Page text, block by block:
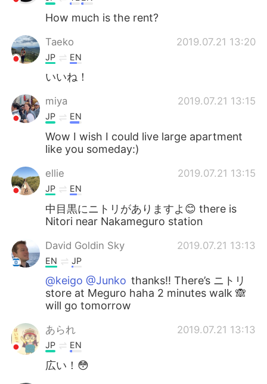
How much is the rent?
Taeko 2019.07.21 13:20
JP EN
いいね！
miya 2019.07.21 13:15
JP EN
Wow I wish I could live large apartment
like you someday:)
ellie 2019.07.21 13:15
JP EN
中目黒にニトリがありますよ😊 there is
Nitori near Nakameguro station
David Goldin Sky 2019.07.21 13:13
EN JP
@keigo @Junko thanks!! There’s ニトリ
store at Meguro haha 2 minutes walk 🙈
will go tomorrow
あられ 2019.07.21 13:13
JP EN
広い！😳